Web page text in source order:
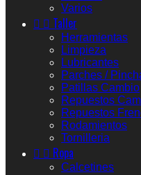
Varios
  Taller
Herramientas
Limpieza
Lubricantes
Parches /
Patillas Cambio
Repuestos
Repuestos
Rodamientos
Tornilleria
  Ropa
Calcetines